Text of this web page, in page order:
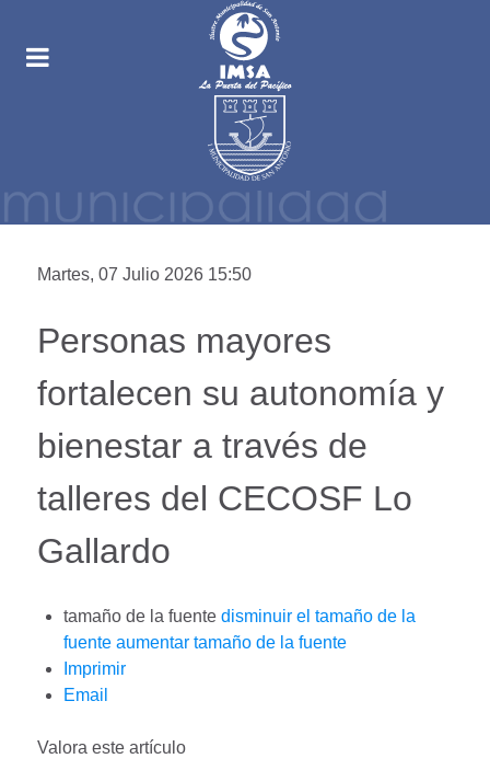
Martes, 07 Julio 2026 15:50
Personas mayores
fortalecen su autonomía y
bienestar a través de
talleres del CECOSF Lo
Gallardo
tamaño de la fuente disminuir el tamaño de la
fuente aumentar tamaño de la fuente
Imprimir
Email
Valora este artículo